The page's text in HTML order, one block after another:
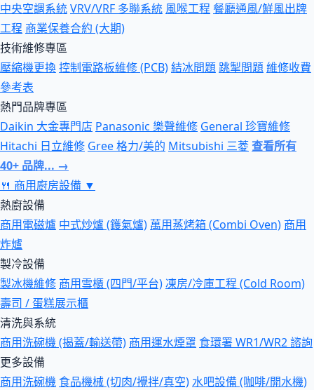
中央空調系統VRV/VRF 多聯系統 風喉工程 餐廳通風/鮮風出牌
工程 商業保養合約 (大期)
技術維修專區
壓縮機更換控制電路板維修 (PCB)結冰問題跳掣問題維修收費
參考表
熱門品牌專區
Daikin 大金專門店 Panasonic 樂聲維修 General 珍寶維修
Hitachi 日立維修 Gree 格力/美的 Mitsubishi 三菱查看所有
40+ 品牌... →
🍴 商用廚房設備 ▼
熱廚設備
商用電磁爐 中式炒爐 (鑊氣爐) 萬用蒸烤箱 (Combi Oven) 商用
炸爐
製冷設備
製冰機維修 商用雪櫃 (四門/平台)凍房/冷庫工程 (Cold Room)
壽司 / 蛋糕展示櫃
清洗與系統
商用洗碗機 (揭蓋/輸送帶) 商用運水煙罩 食環署 WR1/WR2 諮詢
更多設備
商用洗碗機 食品機械 (切肉/攪拌/真空)水吧設備 (咖啡/開水機)